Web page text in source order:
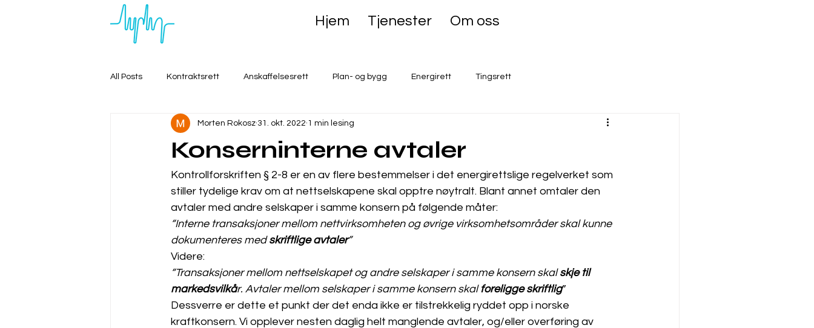
Hjem Tjenester Om oss
All Posts Kontraktsrett Anskaffelsesrett Plan- og bygg Energirett Tingsrett
Konserninterne avtaler
Morten Rokosz 31. okt. 2022 1 min lesing
Kontrollforskriften § 2-8 er en av flere bestemmelser i det energirettslige regelverket som
stiller tydelige krav om at nettselskapene skal opptre nøytralt. Blant annet omtaler den
avtaler med andre selskaper i samme konsern på følgende måter:
“Interne transaksjoner mellom nettvirksomheten og øvrige virksomhetsområder skal kunne
dokumenteres med skriftlige avtaler”
Videre:
“Transaksjoner mellom nettselskapet og andre selskaper i samme konsern skal skje til
markedsvilkår. Avtaler mellom selskaper i samme konsern skal foreligge skriftlig”
Dessverre er dette et punkt der det enda ikke er tilstrekkelig ryddet opp i norske
kraftkonsern. Vi opplever nesten daglig helt manglende avtaler, og/eller overføring av